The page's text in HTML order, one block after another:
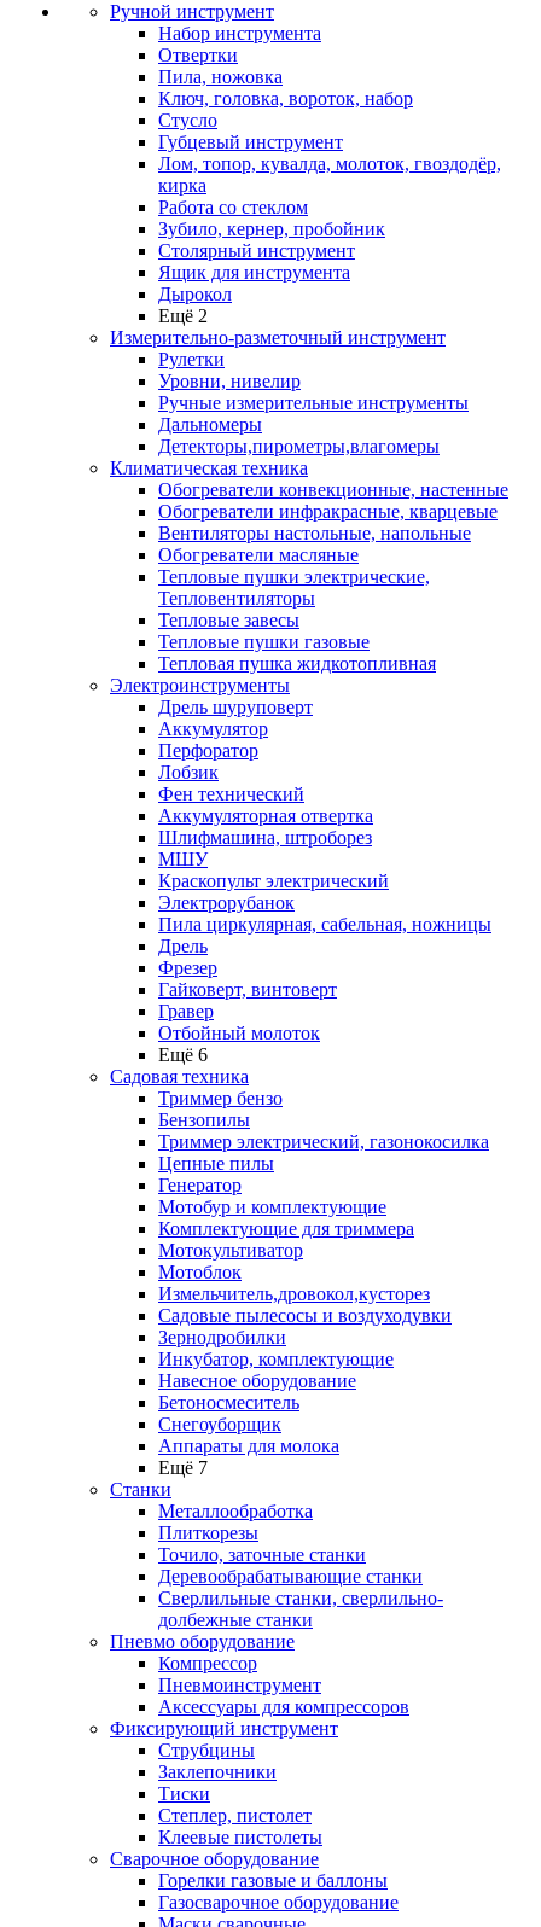
Ручной инструмент
Набор инструмента
Отвертки
Пила, ножовка
Ключ, головка, вороток, набор
Стусло
Губцевый инструмент
Лом, топор, кувалда, молоток, гвоздодёр,
кирка
Работа со стеклом
Зубило, кернер, пробойник
Столярный инструмент
Ящик для инструмента
Дырокол
Ещё 2
Измерительно-разметочный инструмент
Рулетки
Уровни, нивелир
Ручные измерительные инструменты
Дальномеры
Детекторы,пирометры,влагомеры
Климатическая техника
Обогреватели конвекционные, настенные
Обогреватели инфракрасные, кварцевые
Вентиляторы настольные, напольные
Обогреватели масляные
Тепловые пушки электрические,
Тепловентиляторы
Тепловые завесы
Тепловые пушки газовые
Тепловая пушка жидкотопливная
Электроинструменты
Дрель шуруповерт
Аккумулятор
Перфоратор
Лобзик
Фен технический
Аккумуляторная отвертка
Шлифмашина, штроборез
МШУ
Краскопульт электрический
Электрорубанок
Пила циркулярная, сабельная, ножницы
Дрель
Фрезер
Гайковерт, винтоверт
Гравер
Отбойный молоток
Ещё 6
Садовая техника
Триммер бензо
Бензопилы
Триммер электрический, газонокосилка
Цепные пилы
Генератор
Мотобур и комплектующие
Комплектующие для триммера
Мотокультиватор
Мотоблок
Измельчитель,дровокол,кусторез
Садовые пылесосы и воздуходувки
Зернодробилки
Инкубатор, комплектующие
Навесное оборудование
Бетоносмеситель
Снегоуборщик
Аппараты для молока
Ещё 7
Станки
Металлообработка
Плиткорезы
Точило, заточные станки
Деревообрабатывающие станки
Сверлильные станки, сверлильно-
долбежные станки
Пневмо оборудование
Компрессор
Пневмоинструмент
Аксессуары для компрессоров
Фиксирующий инструмент
Струбцины
Заклепочники
Тиски
Степлер, пистолет
Клеевые пистолеты
Сварочное оборудование
Горелки газовые и баллоны
Газосварочное оборудование